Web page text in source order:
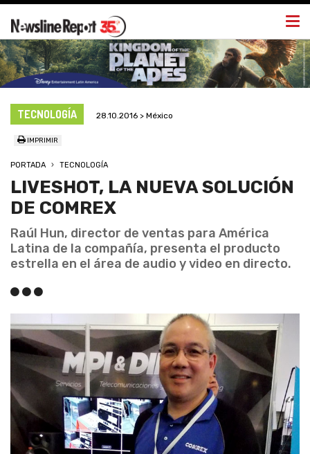
TECNOLOGÍA 28.10.2016 > México
IMPRIMIR
PORTADA TECNOLOGÍA
LIVESHOT, LA NUEVA SOLUCIÓN
DE COMREX
Raúl Hun, director de ventas para América
Latina de la compañía, presenta el producto
estrella en el área de audio y video en directo.